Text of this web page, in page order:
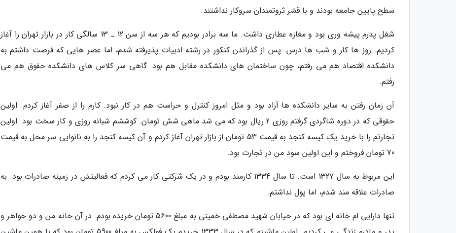
سطح پایین جامعه بودند و با قشر ثروتمندان سروکار نداشتند.
شغل پدرم پیشه وری بود و مغازه عطاری داشت. ما سه برادر بودیم که هر سه از سن 12 ـ 13 سالگی کار در بازار تهران را آغاز
کردیم. روز ها کار و شب ها درس. پس از گذراندن کنکور در رشته ادبیات پذیرفته شدم، اما عصر هایی که فرصت داشتم به
دانشکده اقتصاد هم می رفتم، چون ساختمان های دانشکده مقابل هم بود. گاهی سر کلاس های دانشکده حقوق هم می
رفتم.
آن زمان رفتن به سایر دانشکده ها آزاد بود و مثل امروز کنترل و حراست هم در کار نبود. کارم را از صفر آغاز کردم. اولین
حقوقی که در دوره شاگردی گرفتم روزی 2 ریال بود که می شد ماهی شش تومان. کوششم شبانه روزی و کار سخت بود. اولین
تجارتم را با خرید یک کیسه کنجد به قیمت 53 تومان از بازار تهران آغاز کردم و آن کیسه کنجد را به نانوایی سر محل به قیمت
70 تومان فروختم و این اولین سود من در تجارت بود.
این مربوط به سال 1327 است. تا سال 1334 کارمند بودم و در یک شرکتی کار می کردم که فعالیتش در زمینه صادرات بود. به
صادرات علاقه مند شدم، اما پول نداشتم.
تنها دارایی ام خانه ای بود که در خیابان شهید مصطفی خمینی به مبلغ 5600 تومان خریده بودم. در آن خانه من و دو خواهر و